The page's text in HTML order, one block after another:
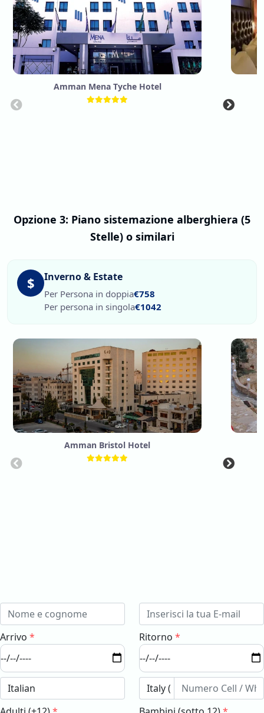
Amman Mena Tyche Hotel
Opzione 3: Piano sistemazione alberghiera (5
Stelle) o similari
$ Inverno & Estate
Per Persona in doppia€758
Per persona in singola€1042
Amman Bristol Hotel
Arrivo * Ritorno *